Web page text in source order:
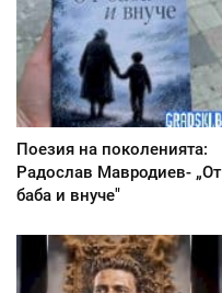
Поезия на поколенията:
Радослав Мавродиев- „От
баба и внуче"